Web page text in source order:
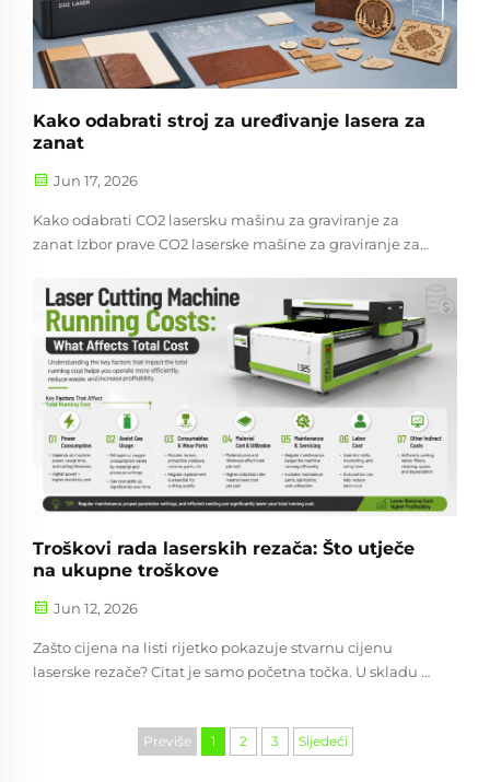
Kako odabrati stroj za uređivanje lasera za
zanat
Jun 17, 2026
Kako odabrati CO2 lasersku mašinu za graviranje za
zanat Izbor prave CO2 laserske mašine za graviranje za
većina ljudi očekuje. Dobro se uklapa kako bi se
poboljšali detalji, uštedio vrijeme i smanjio gubitak
materijala. Loš podešavanje može...
Troškovi rada laserskih rezača: Što utječe
na ukupne troškove
Jun 12, 2026
Zašto cijena na listi rijetko pokazuje stvarnu cijenu
laserske rezače? Citat je samo početna točka. U skladu s
Previše 1 2 3 Sljedeći